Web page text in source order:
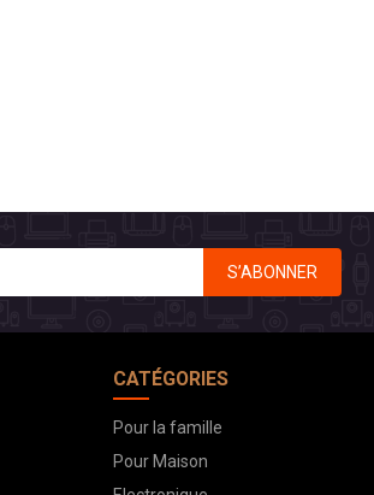
S’ABONNER
CATÉGORIES
Pour la famille
Pour Maison